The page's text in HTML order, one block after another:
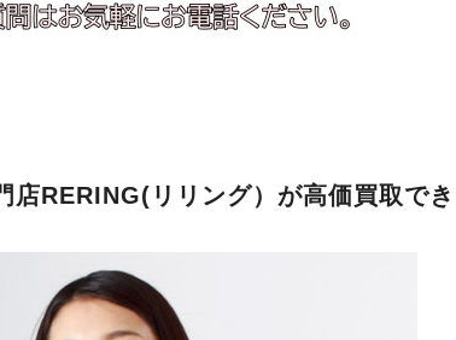
店RERING(リリング）が高価買取で